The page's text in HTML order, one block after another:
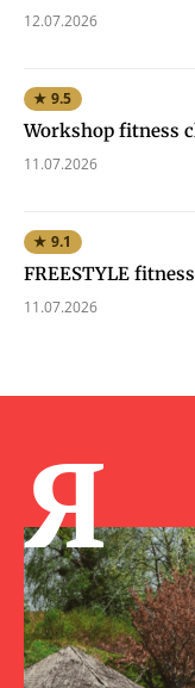
12.07.2026
★ 9.5
Workshop fitness
11.07.2026
★ 9.1
FREESTYLE
11.07.2026
Я